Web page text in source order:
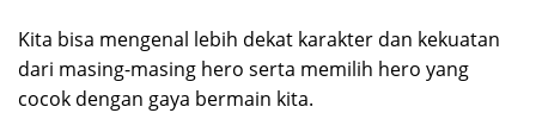
Kita bisa mengenal lebih dekat karakter dan kekuatan
dari masing-masing hero serta memilih hero yang
cocok dengan gaya bermain kita.